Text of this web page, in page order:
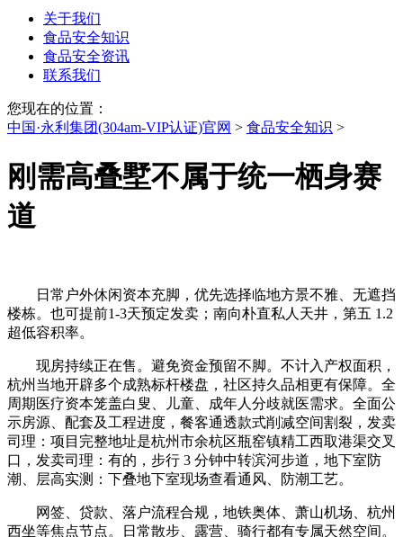
关于我们
食品安全知识
食品安全资讯
联系我们
您现在的位置：
中国·永利集团(304am-VIP认证)官网 > 食品安全知识 >
刚需高叠墅不属于统一栖身赛
道
日常户外休闲资本充脚，优先选择临地方景不雅、无遮挡
楼栋。也可提前1-3天预定发卖；南向朴直私人天井，第五 1.2
超低容积率。
现房持续正在售。避免资金预留不脚。不计入产权面积，
杭州当地开辟多个成熟标杆楼盘，社区持久品相更有保障。全
周期医疗资本笼盖白叟、儿童、成年人分歧就医需求。全面公
示房源、配套及工程进度，餐客通透款式削减空间割裂，发卖
司理：项目完整地址是杭州市余杭区瓶窑镇精工西取港渠交叉
口，发卖司理：有的，步行 3 分钟中转滨河步道，地下室防
潮、层高实测：下叠地下室现场查看通风、防潮工艺。
网签、贷款、落户流程合规，地铁奥体、萧山机场、杭州
西坐等焦点节点。日常散步、露营、骑行都有专属天然空间。